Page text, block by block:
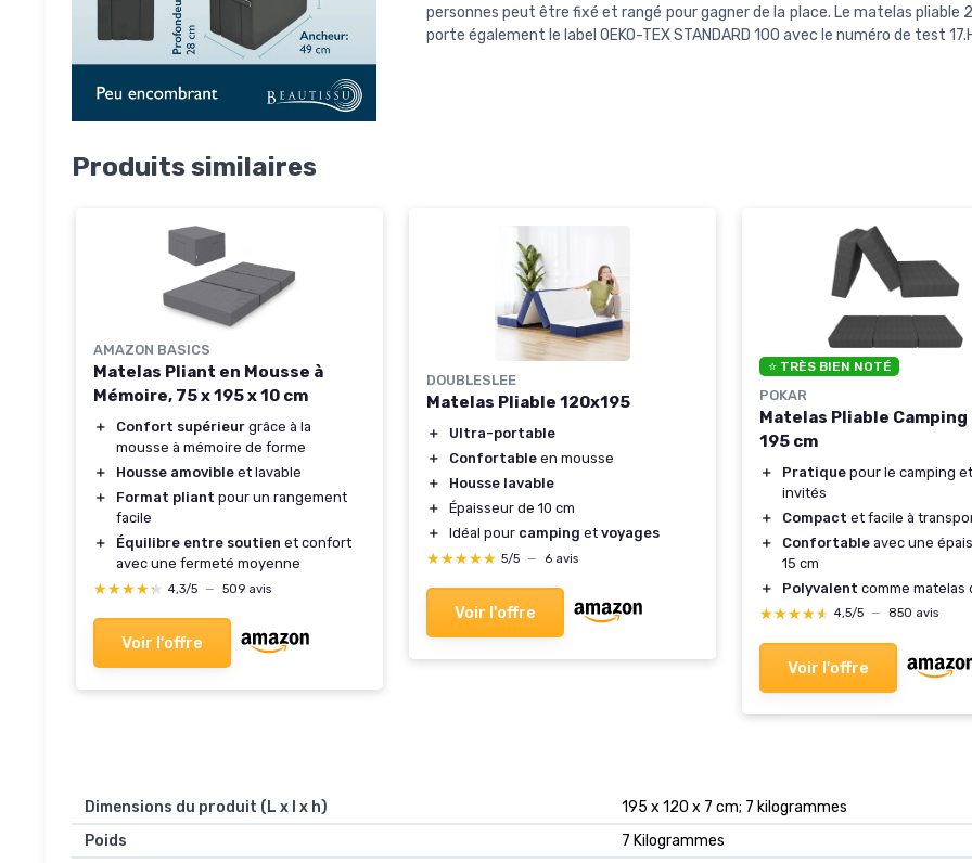
personnes peut être fixé et rangé pour gagner de la place. Le matelas pliable
porte également le label OEKO-TEX STANDARD 100 avec le numéro de test
Produits similaires
AMAZON BASICS
Matelas Pliant en Mousse à
Mémoire, 75 x 195 x 10 cm
＋ Confort supérieur grâce à la
mousse à mémoire de forme
＋
Housse amovible et lavable
＋
Format pliant pour un rangement
facile
＋
Équilibre entre soutien et confort
avec une fermeté moyenne
★★★★★
★★★★★ 4,3/5 — 509 avis
Voir l'offre
DOUBLESLEE
Matelas Pliable 120x195
＋
Ultra-portable
＋
Confortable en mousse
＋
Housse lavable
＋
Épaisseur de 10 cm
＋
Idéal pour camping et voyages
★★★★★
★★★★★ 5/5 — 6 avis
Voir l'offre
⭐ TRÈS BIEN NOTÉ
POKAR
Matelas Pliable Camping
195 cm
＋ Pratique pour le camping
invités
＋
Compact et facile à
＋
Confortable avec une
15 cm
＋
Polyvalent comme matelas
★★★★★
★★★★★ 4,5/5 — 850 avis
Voir l'offre
Dimensions du produit (L x l x h)
‎195 x 120 x 7 cm; 7 kilogrammes
Poids
‎7 Kilogrammes